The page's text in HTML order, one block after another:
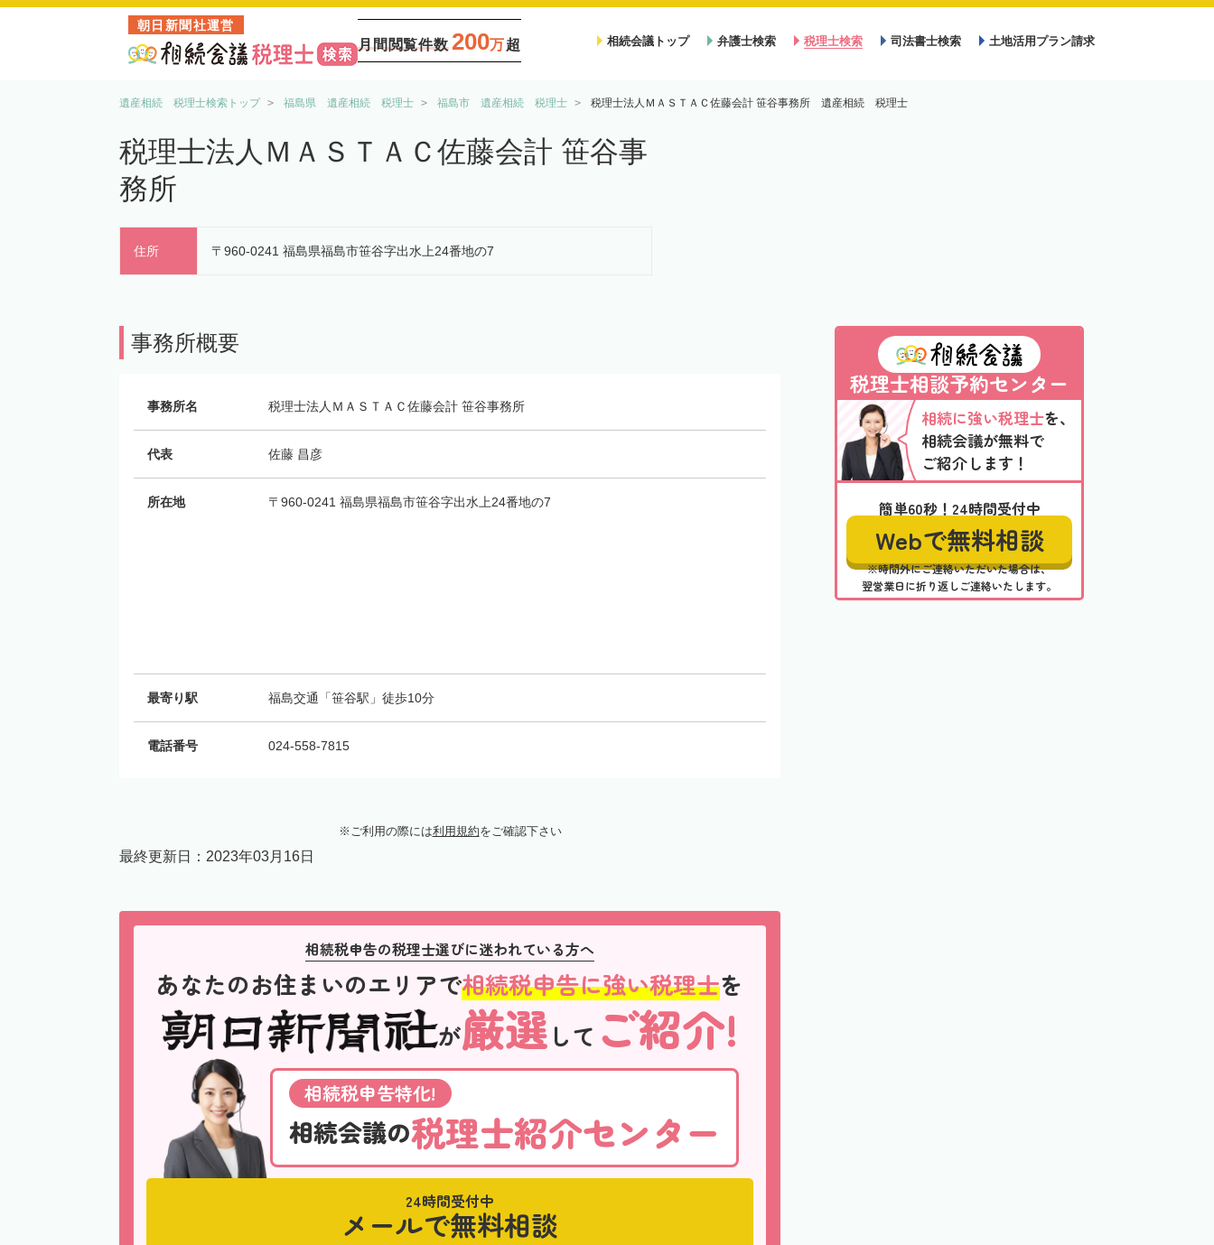
朝日新聞社運営
月間閲覧件数 200万超 相続会議トップ 弁護士検索 税理士検索 司法書士検索 土地活用プラン請求
遺産相続 税理士検索トップ 福島県 遺産相続 税理士 福島市 遺産相続 税理士 税理士法人ＭＡＳＴＡＣ佐藤会計 笹谷事務所 遺産相続 税理士
税理士法人ＭＡＳＴＡＣ佐藤会計 笹谷事
務所
住所 〒960-0241 福島県福島市笹谷字出水上24番地の7
事務所概要
事務所名 税理士法人ＭＡＳＴＡＣ佐藤会計 笹谷事務所
代表 佐藤 昌彦
所在地 〒960-0241 福島県福島市笹谷字出水上24番地の7
最寄り駅 福島交通「笹谷駅」徒歩10分
電話番号 024-558-7815
ご利用の際には利用規約をご確認下さい
最終更新日： 2023年03月16日
相続税申告の税理士選びに迷われている方へ
あなたのお住まいのエリアで相続税申告に強い税理士を
が厳選 して ご紹介!
相続税申告特化!
相続会議の税理士紹介センター
24時間受付中
メールで無料相談
税理士相談予約センター
相続に強い税理士を、
相続会議が無料で
ご紹介します！
簡単60秒！24時間受付中
Webで無料相談
※時間外にご連絡いただいた場合は、
翌営業日に折り返しご連絡いたします。